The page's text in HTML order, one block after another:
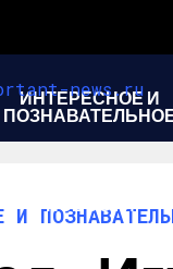
ИНТЕРЕСНОЕ И
НОВОСТИ
И